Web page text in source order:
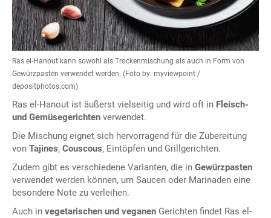
Ras el-Hanout kann sowohl als Trockenmischung als auch in Form von
Gewürzpasten verwendet werden. (Foto by: myviewpoint /
depositphotos.com)
Ras el-Hanout ist äußerst vielseitig und wird oft in Fleisch-
und Gemüsegerichten verwendet.
Die Mischung eignet sich hervorragend für die Zubereitung
von Tajines, Couscous, Eintöpfen und Grillgerichten.
Zudem gibt es verschiedene Varianten, die in Gewürzpasten
verwendet werden können, um Saucen oder Marinaden eine
besondere Note zu verleihen.
Auch in vegetarischen und veganen Gerichten findet Ras el-